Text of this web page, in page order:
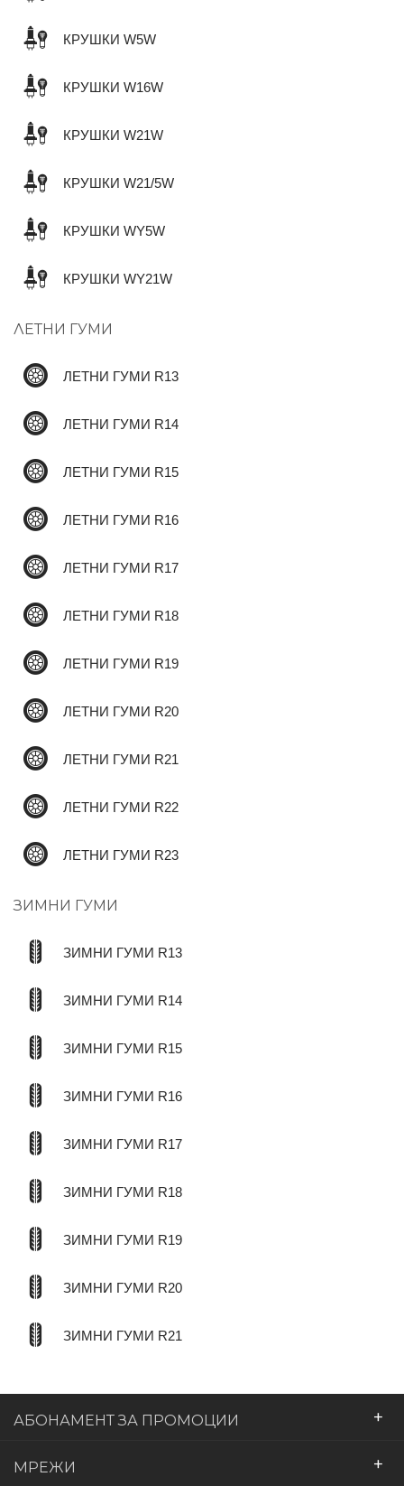
КРУШКИ W5W
КРУШКИ W16W
КРУШКИ W21W
КРУШКИ W21/5W
КРУШКИ WY5W
КРУШКИ WY21W
ЛЕТНИ ГУМИ
ЛЕТНИ ГУМИ R13
ЛЕТНИ ГУМИ R14
ЛЕТНИ ГУМИ R15
ЛЕТНИ ГУМИ R16
ЛЕТНИ ГУМИ R17
ЛЕТНИ ГУМИ R18
ЛЕТНИ ГУМИ R19
ЛЕТНИ ГУМИ R20
ЛЕТНИ ГУМИ R21
ЛЕТНИ ГУМИ R22
ЛЕТНИ ГУМИ R23
ЗИМНИ ГУМИ
ЗИМНИ ГУМИ R13
ЗИМНИ ГУМИ R14
ЗИМНИ ГУМИ R15
ЗИМНИ ГУМИ R16
ЗИМНИ ГУМИ R17
ЗИМНИ ГУМИ R18
ЗИМНИ ГУМИ R19
ЗИМНИ ГУМИ R20
ЗИМНИ ГУМИ R21
АБОНАМЕНТ ЗА ПРОМОЦИИ +
МРЕЖИ +